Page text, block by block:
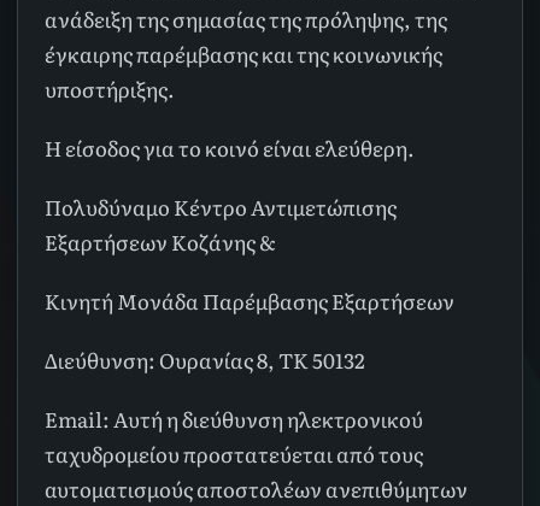
ανάδειξη της σημασίας της πρόληψης, της
έγκαιρης παρέμβασης και της κοινωνικής
υποστήριξης.
Η είσοδος για το κοινό είναι ελεύθερη.
Πολυδύναμο Κέντρο Αντιμετώπισης
Εξαρτήσεων Κοζάνης &
Κινητή Μονάδα Παρέμβασης Εξαρτήσεων
Διεύθυνση: Ουρανίας 8, ΤΚ 50132
Email:Αυτή η διεύθυνση ηλεκτρονικού
ταχυδρομείου προστατεύεται από τους
αυτοματισμούς αποστολέων ανεπιθύμητων